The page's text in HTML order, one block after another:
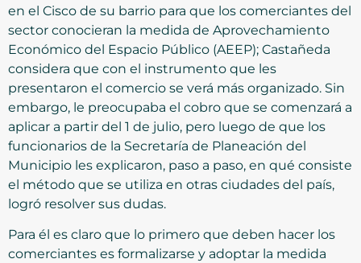
en el Cisco de su barrio para que los comerciantes del
sector conocieran la medida de Aprovechamiento
Económico del Espacio Público (AEEP); Castañeda
considera que con el instrumento que les
presentaron el comercio se verá más organizado. Sin
embargo, le preocupaba el cobro que se comenzará a
aplicar a partir del 1 de julio, pero luego de que los
funcionarios de la Secretaría de Planeación del
Municipio les explicaron, paso a paso, en qué consiste
el método que se utiliza en otras ciudades del país,
logró resolver sus dudas.
Para él es claro que lo primero que deben hacer los
comerciantes es formalizarse y adoptar la medida